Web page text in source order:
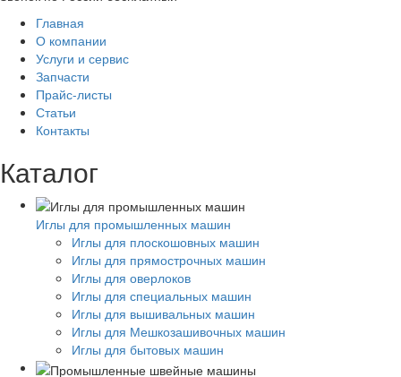
Главная
О компании
Услуги и сервис
Запчасти
Прайс-листы
Статьи
Контакты
Каталог
Иглы для промышленных машин
Иглы для плоскошовных машин
Иглы для прямострочных машин
Иглы для оверлоков
Иглы для специальных машин
Иглы для вышивальных машин
Иглы для Мешкозашивочных машин
Иглы для бытовых машин